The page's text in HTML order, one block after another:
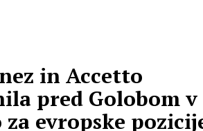
in Accetto
pred Golobom v
za evropske